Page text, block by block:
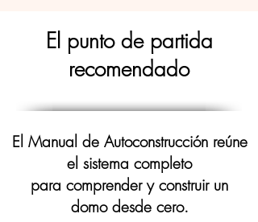
El punto de partida
recomendado
El Manual de Autoconstrucción reúne
el sistema completo
para comprender y construir un
domo desde cero.